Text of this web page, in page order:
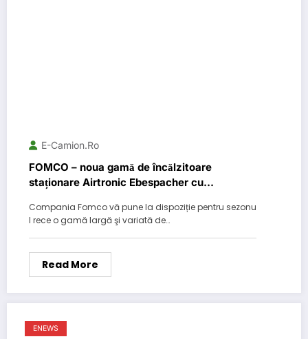
E-Camion.ro
FOMCO – noua gamă de încălzitoare
staționare Airtronic Ebespacher cu
Compania Fomco vă pune la dispoziție pentru sezonu
l rece o gamă largă şi variată de…
Read More
ENEWS